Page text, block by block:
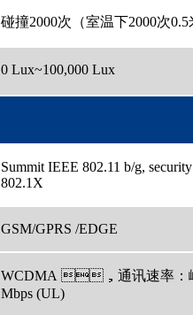
碰撞2000次（室温下2000次
0 Lux~100,000 Lux
Summit IEEE 802.11 b/g,
802.1X
GSM/GPRS /EDGE
WCDMA ，通讯速率：
Mbps (UL)